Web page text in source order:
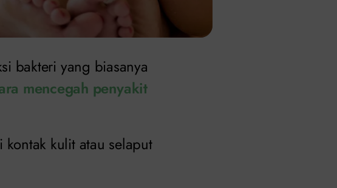
bakteri yang biasanya
mencegah penyakit
kulit atau selaput